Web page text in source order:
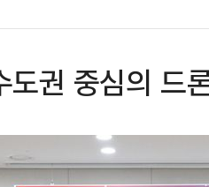
도권 중심의 드